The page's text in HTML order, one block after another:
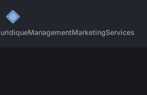
ManagementMarketingServices